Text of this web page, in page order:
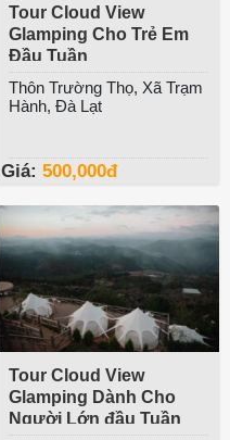
Tour Cloud View
Glamping Cho Trẻ Em
Đầu Tuần
Thôn Trường Thọ, Xã Trạm
Hành, Đà Lạt
Giá: 500,000đ
Tour Cloud View
Glamping Dành Cho
Người Lớn đầu Tuần